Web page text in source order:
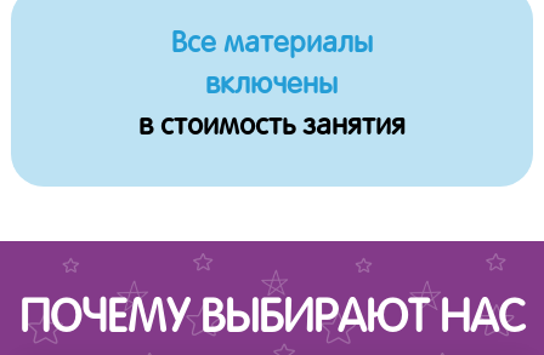
Все материалы
включены
в стоимость занятия
ПОЧЕМУ ВЫБИРАЮТ НАС